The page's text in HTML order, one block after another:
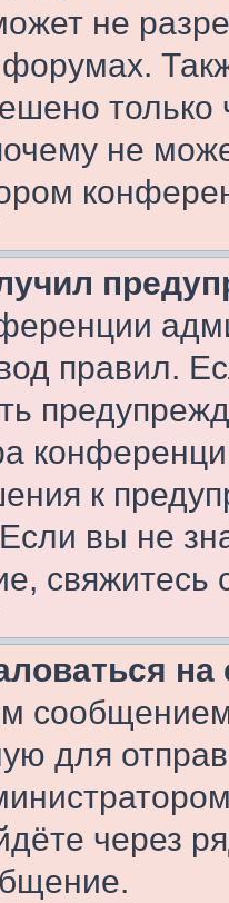
не
не
правил.
к
вы не
сообщением
для
через